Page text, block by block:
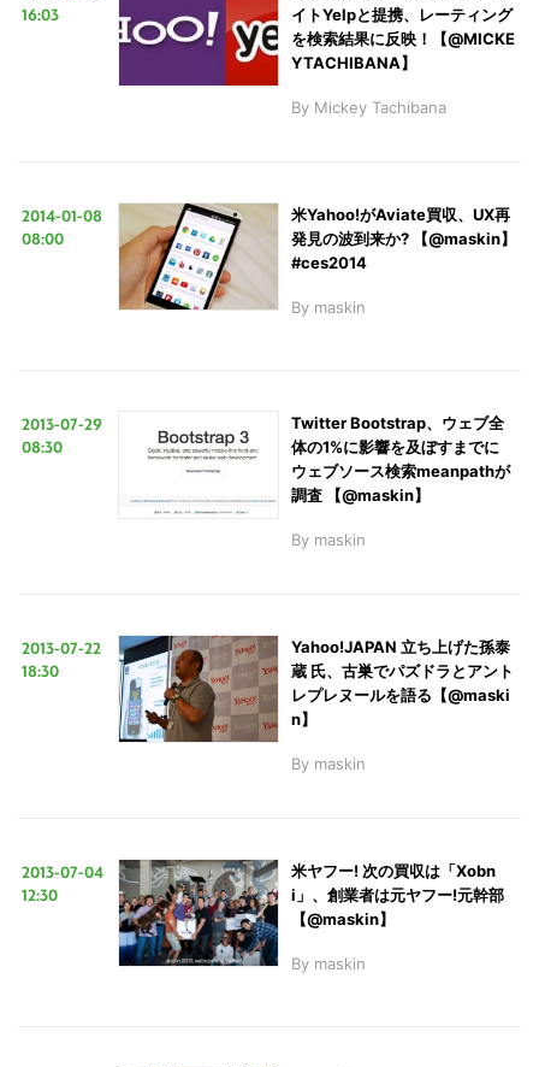
16:03
イトYelpと提携、レーティング
を検索結果に反映！【@MICKE
YTACHIBANA】
By Mickey Tachibana
2014-01-08
08:00
米Yahoo!がAviate買収、UX再
発見の波到来か? 【@maskin】
#ces2014
By maskin
2013-07-29
08:30
Twitter Bootstrap、ウェブ全
体の1%に影響を及ぼすまでに
ウェブソース検索meanpathが
調査 【@maskin】
By maskin
2013-07-22
18:30
Yahoo!JAPAN 立ち上げた孫泰
蔵 氏、古巣でパズドラとアント
レプレヌールを語る【@maski
n】
By maskin
2013-07-04
12:30
米ヤフー! 次の買収は「Xobn
i」、創業者は元ヤフー!元幹部
【@maskin】
By maskin